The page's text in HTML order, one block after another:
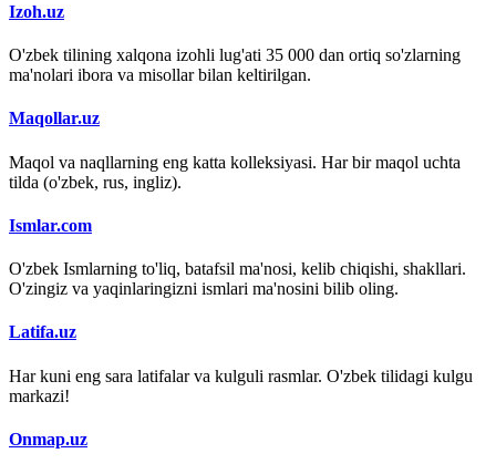
Izoh.uz
O'zbek tilining xalqona izohli lug'ati 35 000 dan ortiq so'zlarning
ma'nolari ibora va misollar bilan keltirilgan.
Maqollar.uz
Maqol va naqllarning eng katta kolleksiyasi. Har bir maqol uchta
tilda (o'zbek, rus, ingliz).
Ismlar.com
O'zbek Ismlarning to'liq, batafsil ma'nosi, kelib chiqishi, shakllari.
O'zingiz va yaqinlaringizni ismlari ma'nosini bilib oling.
Latifa.uz
Har kuni eng sara latifalar va kulguli rasmlar. O'zbek tilidagi kulgu
markazi!
Onmap.uz